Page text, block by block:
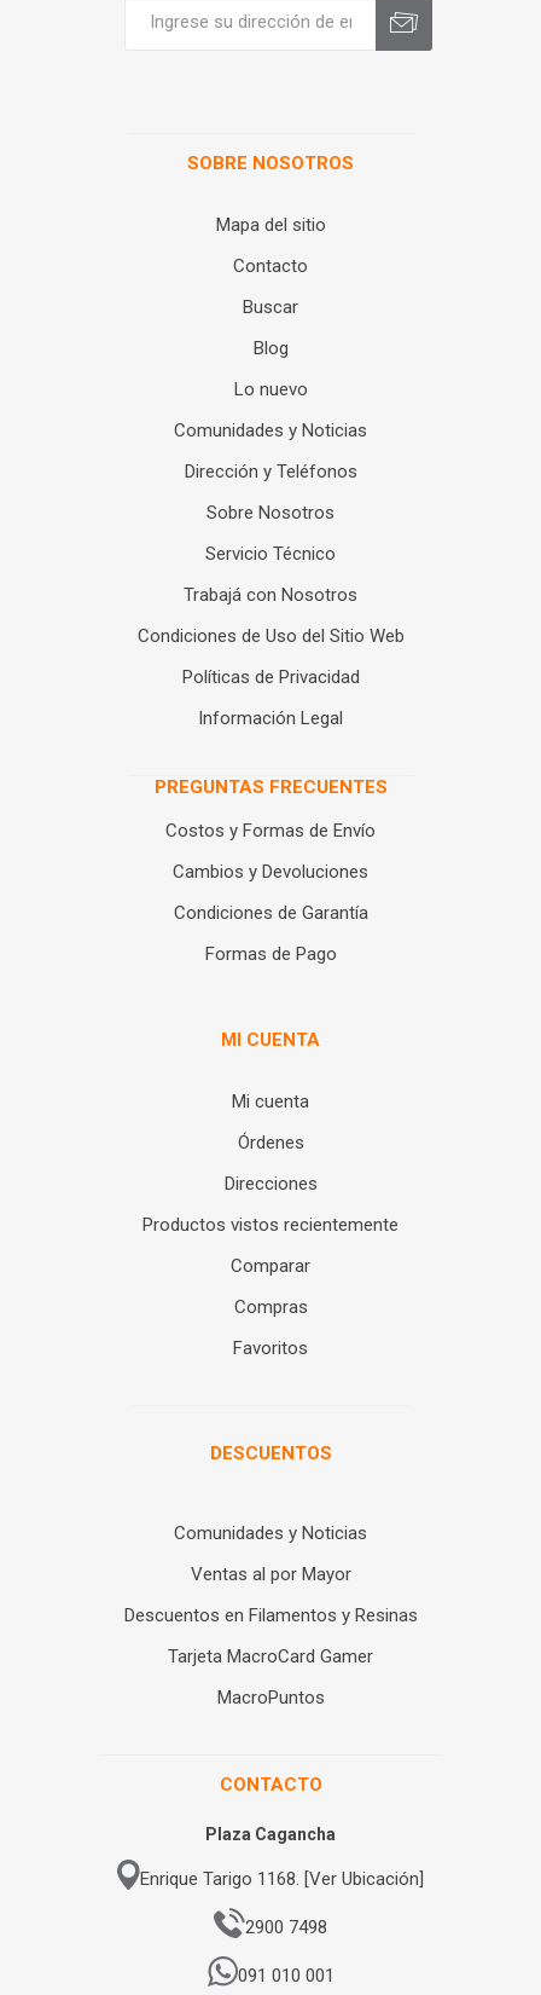
SOBRE NOSOTROS
Mapa del sitio
Contacto
Buscar
Blog
Lo nuevo
Comunidades y Noticias
Dirección y Teléfonos
Sobre Nosotros
Servicio Técnico
Trabajá con Nosotros
Condiciones de Uso del Sitio Web
Políticas de Privacidad
Información Legal
PREGUNTAS FRECUENTES
Costos y Formas de Envío
Cambios y Devoluciones
Condiciones de Garantía
Formas de Pago
MI CUENTA
Mi cuenta
Órdenes
Direcciones
Productos vistos recientemente
Comparar
Compras
Favoritos
DESCUENTOS
Comunidades y Noticias
Ventas al por Mayor
Descuentos en Filamentos y Resinas
Tarjeta MacroCard Gamer
MacroPuntos
CONTACTO
Plaza Cagancha
Enrique Tarigo 1168. [Ver Ubicación]
2900 7498
091 010 001